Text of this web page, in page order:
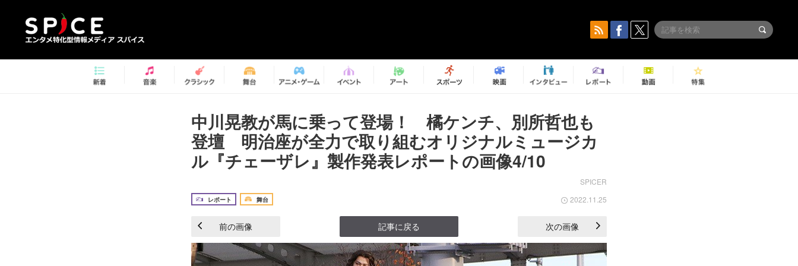
中川晃教が馬に乗って登場！ 橘ケンチ、別所哲也も
登壇 明治座が全力で取り組むオリジナルミュージカ
ル『チェーザレ』製作発表レポートの画像4/10
SPICER
レポート 舞台 2022.11.25
前の画像 記事に戻る 次の画像